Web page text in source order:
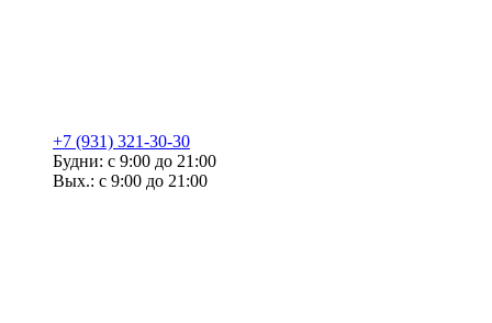
+7 (931) 321-30-30
Будни: с 9:00 до 21:00
Вых.: с 9:00 до 21:00